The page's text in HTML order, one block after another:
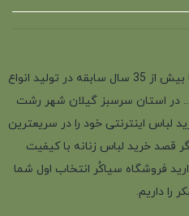
فروشگاه سیاکُر فروش لباس زنانه با بیش از 35 سال سابقه در تولید انواع
در استان سرسبز گیلان شهر رشت
لباس اینترنتی خود را در سریعترین
قصد خرید لباس زنانه با کیفیت
فروشگاه سیاکُر انتخاب اول شما
را داریم.